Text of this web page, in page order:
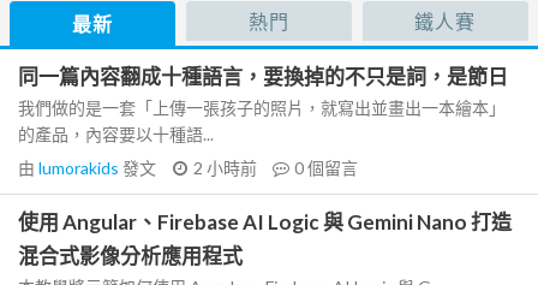
最新 熱門 鐵人賽
同一篇內容翻成十種語言，要換掉的不只是詞，是節日
我們做的是一套「上傳一張孩子的照片，就寫出並畫出一本繪本」
的產品，內容要以十種語...
由 lumorakids 發文 2 小時前 0個留言
使用 Angular、Firebase AI Logic 與 Gemini Nano 打造
混合式影像分析應用程式